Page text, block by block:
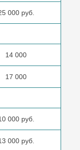
000 руб.
14 000
17 000
000 руб.
000 руб.